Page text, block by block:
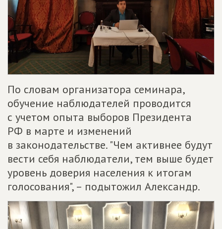
По словам организатора семинара,
обучение наблюдателей проводится
с учетом опыта выборов Президента
РФ в марте и изменений
в законодательстве. "Чем активнее будут
вести себя наблюдатели, тем выше будет
уровень доверия населения к итогам
голосования", – подытожил Александр.